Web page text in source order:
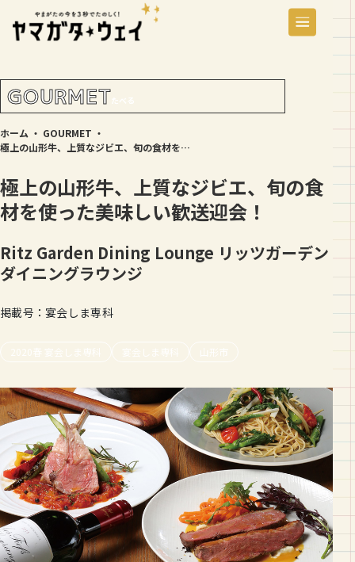
GOURMETたべる
ホーム ・ GOURMET ・
極上の山形牛、上質なジビエ、旬の食材を使った美味しい歓送迎会！
極上の山形牛、上質なジビエ、旬の食
材を使った美味しい歓送迎会！
Ritz Garden Dining Lounge リッツガーデン
ダイニングラウンジ
掲載号：宴会しま専科
2020春 宴会しま専科 宴会しま専科 山形市